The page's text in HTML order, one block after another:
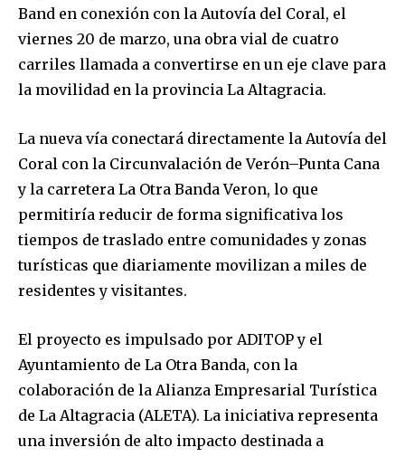
Band en conexión con la Autovía del Coral, el
viernes 20 de marzo, una obra vial de cuatro
carriles llamada a convertirse en un eje clave para
la movilidad en la provincia La Altagracia.
La nueva vía conectará directamente la Autovía del
Coral con la Circunvalación de Verón–Punta Cana
y la carretera La Otra Banda Veron, lo que
permitiría reducir de forma significativa los
tiempos de traslado entre comunidades y zonas
turísticas que diariamente movilizan a miles de
residentes y visitantes.
El proyecto es impulsado por ADITOP y el
Ayuntamiento de La Otra Banda, con la
colaboración de la Alianza Empresarial Turística
de La Altagracia (ALETA). La iniciativa representa
una inversión de alto impacto destinada a